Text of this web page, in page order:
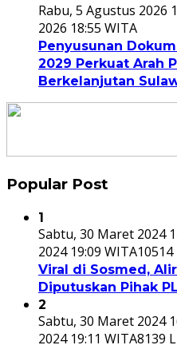
Rabu, 5 Agustus 2026
2026 18:55 WITA
Penyusunan
2029 Perkuat Arah
Berkelanjutan
Popular Post
1
Sabtu, 30 Maret 2024
2024 19:09 WITA
Viral di Sosmed,
Diputuskan Pihak
2
Sabtu, 30 Maret 2024
2024 19:11 WITA8139